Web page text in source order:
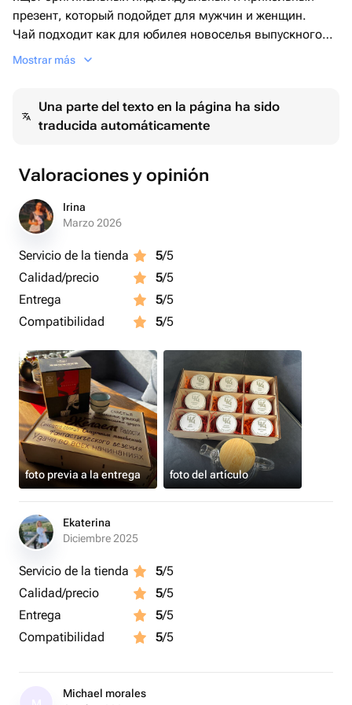
презент, который подойдет для мужчин и женщин.
Чай подходит как для юбилея новоселья выпускного
новогодних и рождественских праздников, так и для
бабушка подруга, сестра или коллега.
Mostrar más
Una parte del texto en la página ha sido
traducida automáticamente
Valoraciones y opinión
Irina
Marzo 2026
Servicio de la tienda 5/5
Calidad/precio
5/5
Entrega
5/5
Compatibilidad
5/5
foto previa a la entrega foto del artículo
Ekaterina
Diciembre 2025
Servicio de la tienda 5/5
Calidad/precio
5/5
Entrega
5/5
Compatibilidad
5/5
Michael morales